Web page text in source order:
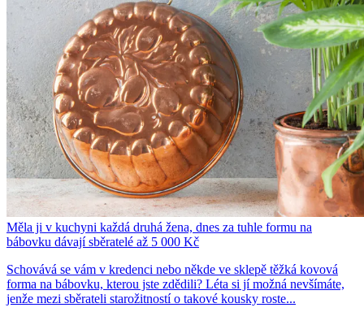
Měla ji v kuchyni každá druhá žena, dnes za tuhle formu na
bábovku dávají sběratelé až 5 000 Kč
Schovává se vám v kredenci nebo někde ve sklepě těžká kovová
forma na bábovku, kterou jste zdědili? Léta si jí možná nevšímáte,
jenže mezi sběrateli starožitností o takové kousky roste...